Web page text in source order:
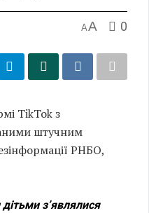
AA 0
TikTok з
штучним
РНБО,
з’являлися